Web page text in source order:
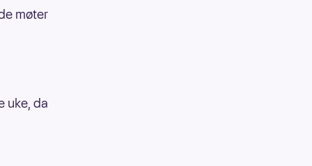
møter
uke, da